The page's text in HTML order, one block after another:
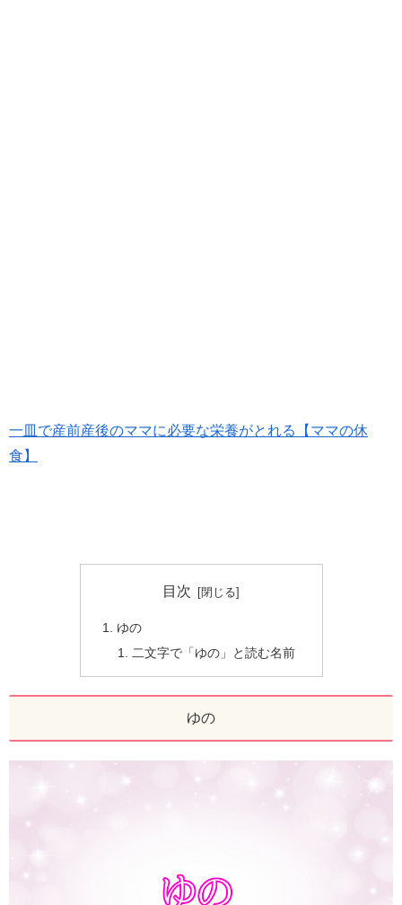
一皿で産前産後のママに必要な栄養がとれる【ママの休
食】
目次
ゆの
二文字で「ゆの」と読む名前
ゆの